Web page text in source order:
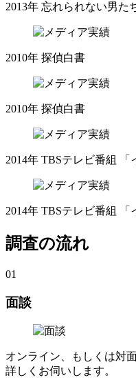
2013年 忘れられない男た
2010年 探偵白書
2010年 探偵白書
2014年 TBSテレビ番組 「
2014年 TBSテレビ番組 「
調査の流れ
01
面談
オンライン もしくは対
詳しくお伺いします。